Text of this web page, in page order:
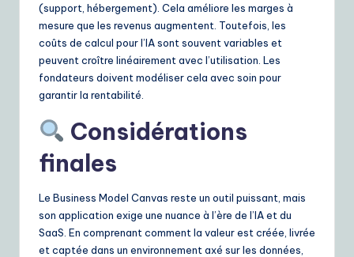
(support, hébergement). Cela améliore les marges à
mesure que les revenus augmentent. Toutefois, les
coûts de calcul pour l’IA sont souvent variables et
peuvent croître linéairement avec l’utilisation. Les
fondateurs doivent modéliser cela avec soin pour
garantir la rentabilité.
Considérations
finales
Le Business Model Canvas reste un outil puissant, mais
son application exige une nuance à l’ère de l’IA et du
SaaS. En comprenant comment la valeur est créée, livrée
et captée dans un environnement axé sur les données,